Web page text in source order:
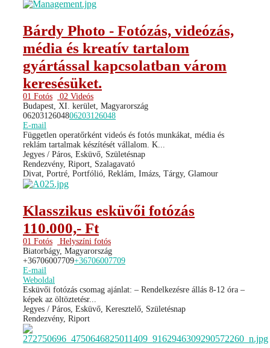
Bárdy Photo - Fotózás, videózás,
média és kreatív tartalom
gyártással kapcsolatban várom
keresésüket.
01 Fotós
02 Videós
Budapest, XI. kerület, Magyarország
0620312604806203126048
E-mail
Független operatőrként videós és fotós munkákat, média és
reklám tartalmak készítését vállalom. K...
Jegyes / Páros, Esküvő, Születésnap
Rendezvény, Riport, Szalagavató
Divat, Portré, Portfólió, Reklám, Imázs, Tárgy, Glamour
Klasszikus esküvői fotózás
110.000,- Ft
01 Fotós
Helyszíni fotós
Biatorbágy, Magyarország
+36706007709+36706007709
E-mail
Weboldal
Esküvői fotózás csomag ajánlat: – Rendelkezésre állás 8-12 óra –
képek az öltöztetésr...
Jegyes / Páros, Esküvő, Keresztelő, Születésnap
Rendezvény, Riport